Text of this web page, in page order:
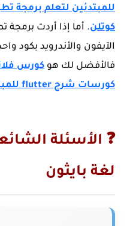
للمبتدئين لتعلم برمجة
كوتلن. أما إذا أردت
فالأفضل لك هو كورس
كورسات شرح flutter للمبتدئين بالعربي مجانا
لغة بايثون